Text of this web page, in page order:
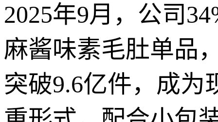
2025年9月，公司
麻酱味素毛肚单品
突破9.6亿件，成为